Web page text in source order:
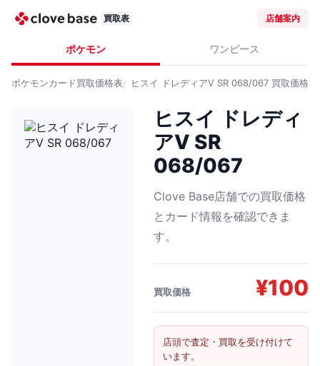
買取表 店舗案内
ポケモン ワンピース
ポケモンカード買取価格表 ヒスイ ドレディアV SR 068/067 買取価格
ヒスイ ドレディ
アV SR
068/067
Clove Base店舗での買取価格
とカード情報を確認できま
す。
買取価格 ¥100
店頭で査定・買取を受け付けて
います。